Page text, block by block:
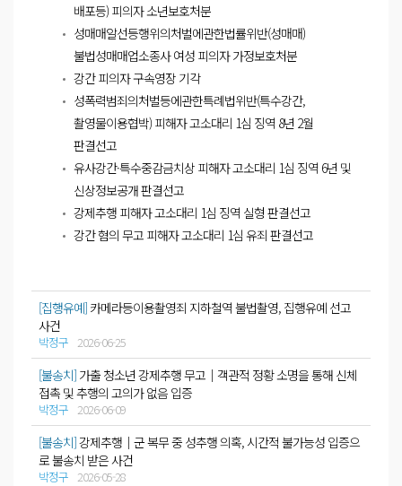
배포등) 피의자 소년보호처분
성매매알선등행위의처벌에관한법률위반(성매매)
불법성매매업소종사 여성 피의자 가정보호처분
강간 피의자 구속영장 기각
성폭력범죄의처벌등에관한특례법위반(특수강간,
촬영물이용협박) 피해자 고소대리 1심 징역 8년 2월
판결선고
유사강간·특수중감금치상 피해자 고소대리 1심 징역 6년 및
신상정보공개 판결선고
강제추행 피해자 고소대리 1심 징역 실형 판결선고
강간 혐의 무고 피해자 고소대리 1심 유죄 판결선고
[집행유예] 카메라등이용촬영죄 지하철역 불법촬영, 집행유예 선고
사건
박정구 2026-06-25
[불송치] 가출 청소년 강제추행 무고│객관적 정황 소명을 통해 신체
접촉 및 추행의 고의가 없음 입증
박정구 2026-06-09
[불송치]강제추행│군 복무 중 성추행 의혹, 시간적 불가능성 입증으
로 불송치 받은 사건
박정구 2026-05-28